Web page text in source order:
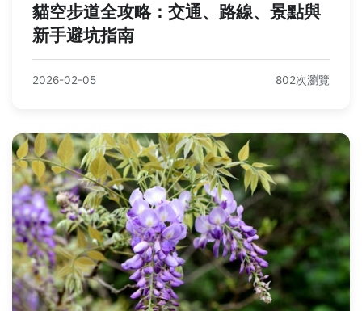
貓空步道全攻略：交通、路線、景點與
新手避坑指南
2026-02-05 802次瀏覽